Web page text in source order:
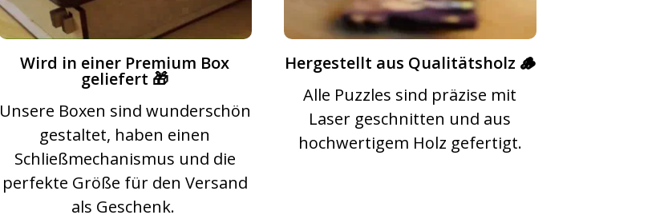
Wird in einer Premium Box
geliefert 🎁
Unsere Boxen sind wunderschön
gestaltet, haben einen
Schließmechanismus und die
perfekte Größe für den Versand
als Geschenk.
Hergestellt aus Qualitätsholz 🪵
Alle Puzzles sind präzise mit
Laser geschnitten und aus
hochwertigem Holz gefertigt.